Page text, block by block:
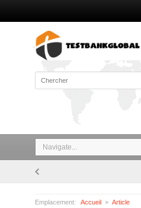
Navigate...
Emplacement: Accueil Article